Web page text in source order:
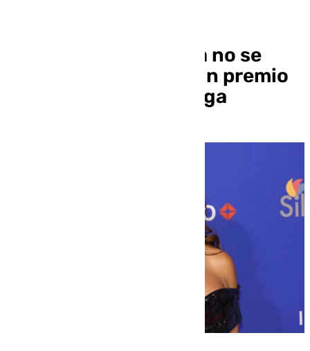
Karla Sofía Gascón ya no se
esconde: entregará un premio
en el Festival de Málaga